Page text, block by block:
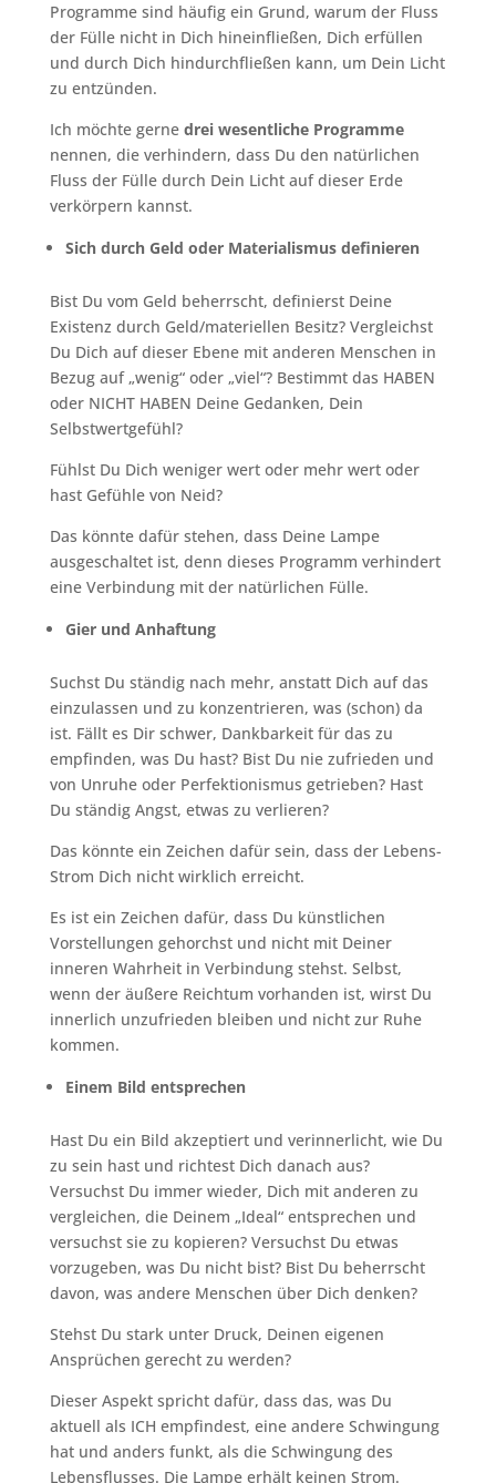
Programme sind häufig ein Grund, warum der Fluss
der Fülle nicht in Dich hineinfließen, Dich erfüllen
und durch Dich hindurchfließen kann, um Dein Licht
zu entzünden.
Ich möchte gerne drei wesentliche Programme
nennen, die verhindern, dass Du den natürlichen
Fluss der Fülle durch Dein Licht auf dieser Erde
verkörpern kannst.
Sich durch Geld oder Materialismus definieren
Bist Du vom Geld beherrscht, definierst Deine
Existenz durch Geld/materiellen Besitz? Vergleichst
Du Dich auf dieser Ebene mit anderen Menschen in
Bezug auf „wenig“ oder „viel“? Bestimmt das HABEN
oder NICHT HABEN Deine Gedanken, Dein
Selbstwertgefühl?
Fühlst Du Dich weniger wert oder mehr wert oder
hast Gefühle von Neid?
Das könnte dafür stehen, dass Deine Lampe
ausgeschaltet ist, denn dieses Programm verhindert
eine Verbindung mit der natürlichen Fülle.
Gier und Anhaftung
Suchst Du ständig nach mehr, anstatt Dich auf das
einzulassen und zu konzentrieren, was (schon) da
ist. Fällt es Dir schwer, Dankbarkeit für das zu
empfinden, was Du hast? Bist Du nie zufrieden und
von Unruhe oder Perfektionismus getrieben? Hast
Du ständig Angst, etwas zu verlieren?
Das könnte ein Zeichen dafür sein, dass der Lebens-
Strom Dich nicht wirklich erreicht.
Es ist ein Zeichen dafür, dass Du künstlichen
Vorstellungen gehorchst und nicht mit Deiner
inneren Wahrheit in Verbindung stehst. Selbst,
wenn der äußere Reichtum vorhanden ist, wirst Du
innerlich unzufrieden bleiben und nicht zur Ruhe
kommen.
Einem Bild entsprechen
Hast Du ein Bild akzeptiert und verinnerlicht, wie Du
zu sein hast und richtest Dich danach aus?
Versuchst Du immer wieder, Dich mit anderen zu
vergleichen, die Deinem „Ideal“ entsprechen und
versuchst sie zu kopieren? Versuchst Du etwas
vorzugeben, was Du nicht bist? Bist Du beherrscht
davon, was andere Menschen über Dich denken?
Stehst Du stark unter Druck, Deinen eigenen
Ansprüchen gerecht zu werden?
Dieser Aspekt spricht dafür, dass das, was Du
aktuell als ICH empfindest, eine andere Schwingung
hat und anders funkt, als die Schwingung des
Lebensflusses. Die Lampe erhält keinen Strom.